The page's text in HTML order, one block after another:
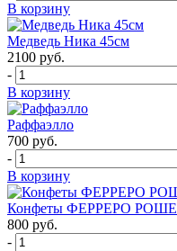
В корзину
Медведь Ника 45см
2100 руб.
-
В корзину
Раффаэлло
700 руб.
-
В корзину
Конфеты ФЕРРЕРО РОШЕ
800 руб.
-